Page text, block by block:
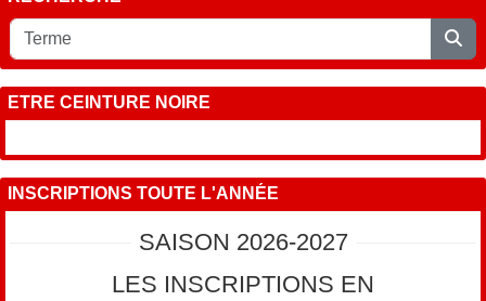
ETRE CEINTURE NOIRE
INSCRIPTIONS TOUTE L'ANNÉE
SAISON 2026-2027
LES INSCRIPTIONS EN